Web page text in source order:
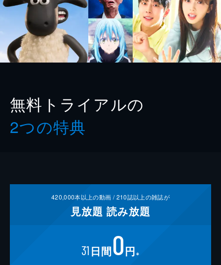
無料トライアルの
2つの特典
420,000本以上の動画 /210誌以上の雑誌が
見放題 読み放題
31 日間0円 ※